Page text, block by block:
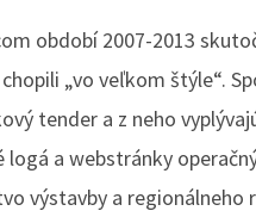
období 2007-2013
„vo veľkom štýle“.
tender a z neho
logá a webstránky
výstavby a regionálneho